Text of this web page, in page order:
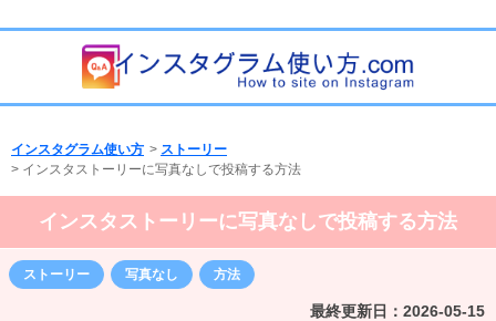
インスタグラム使い方 > ストーリー
> インスタストーリーに写真なしで投稿する方法
インスタストーリーに写真なしで投稿する方法
ストーリー 写真なし 方法
最終更新日： 2026-05-15